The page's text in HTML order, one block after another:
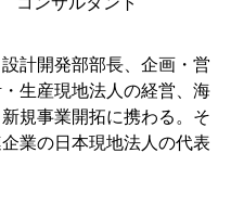
計開発部部長、企画・営
生産現地法人の経営、海
規事業開拓に携わる。そ
業の日本現地法人の代表